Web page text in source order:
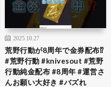
2025.10.27
荒野行動が8周年で金券配布⁉️
#荒野行動 #knivesout #荒野
行動純金配布 #8周年 #運営さ
んお願い大好き #バズれ